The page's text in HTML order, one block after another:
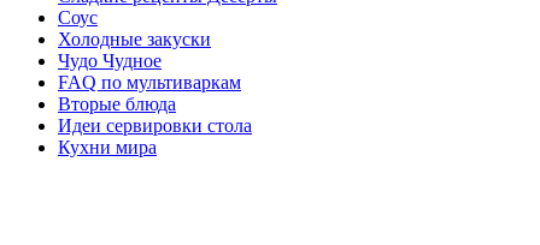
Соус
Холодные закуски
Чудо Чудное
FAQ по мультиваркам
Вторые блюда
Идеи сервировки стола
Кухни мира